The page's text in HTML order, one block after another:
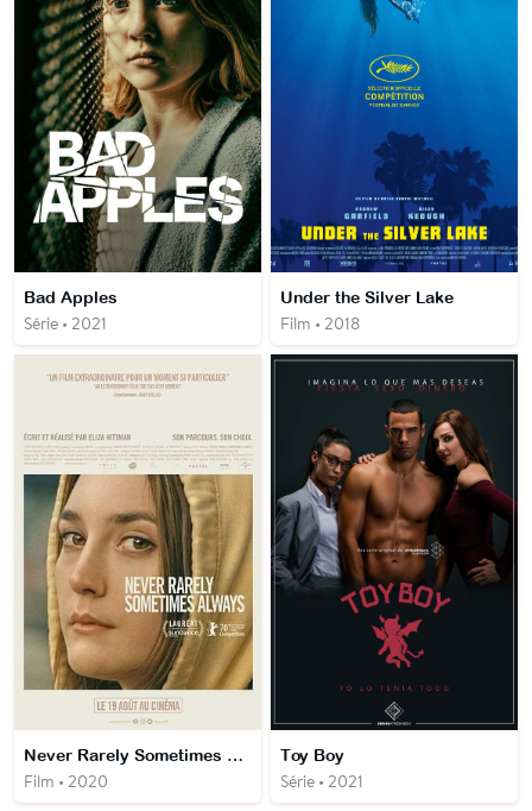
Bad Apples
Série • 2021
Under the Silver Lake
Film • 2018
Never Rarely Sometimes Always
Film • 2020
Toy Boy
Série • 2021